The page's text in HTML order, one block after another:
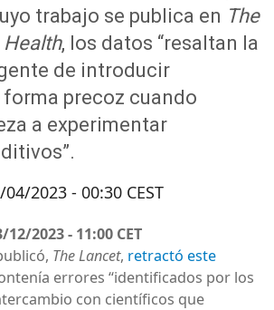
trabajo se publica en The
, los datos “resaltan la
de introducir
precoz cuando
a experimentar
04/2023 - 00:30 CEST
12/2023 - 11:00 CET
The Lancet, retractó este
errores “identificados por los
con científicos que